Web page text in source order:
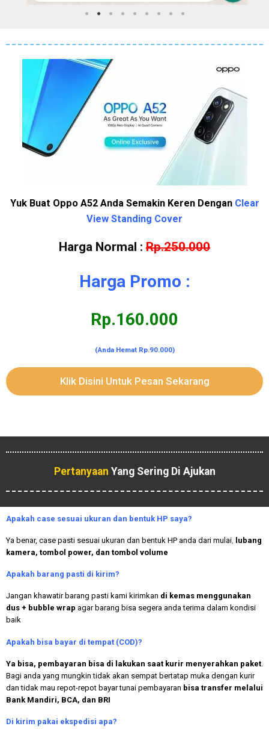
Yuk Buat Oppo A52 Anda Semakin Keren Dengan Clear
View Standing Cover
Harga Normal : Rp.250.000
Harga Promo :
Rp.160.000
(Anda Hemat Rp.90.000)
Klik Disini Untuk Pesan Sekarang
Pertanyaan Yang Sering Di Ajukan
Apakah case sesuai ukuran dan bentuk HP saya?
Ya benar, case pasti sesuai ukuran dan bentuk HP anda dari mulai
lubang
kamera, tombol power, dan tombol volume
Apakah barang pasti di kirim?
Jangan khawatir barang pasti kami kirimkan di kemas menggunakan
dus + bubble wrap agar barang bisa segera anda terima dalam kondisi
baik
Apakah bisa bayar di tempat (COD)?
Ya bisa, pembayaran bisa di lakukan saat kurir menyerahkan paket
Bagi anda yang mungkin tidak akan sempat bertatap muka dengan kurir
dan tidak mau repot-repot bayar tunai pembayaran bisa transfer melalui
Bank Mandiri, BCA, dan BRI
Di kirim pakai ekspedisi apa?